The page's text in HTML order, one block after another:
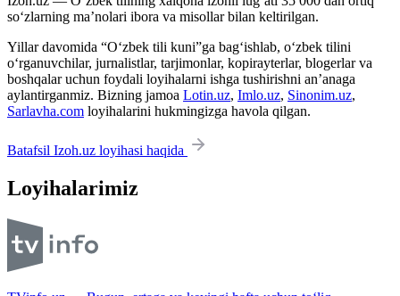
so‘zlarning ma’nolari ibora va misollar bilan keltirilgan.
Yillar davomida “O‘zbek tili kuni”ga bag‘ishlab, o‘zbek tilini
o‘rganuvchilar, jurnalistlar, tarjimonlar, kopirayterlar, blogerlar va
boshqalar uchun foydali loyihalarni ishga tushirishni an’anaga
aylantirganmiz. Bizning jamoa Lotin.uz, Imlo.uz, Sinonim.uz,
Sarlavha.com loyihalarini hukmingizga havola qilgan.
Batafsil Izoh.uz loyihasi haqida
Loyihalarimiz